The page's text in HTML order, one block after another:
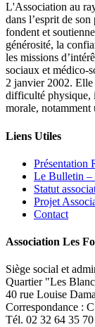
L'Association au
dans l’esprit de
fondent et
générosité, la
les missions
sociaux et médico-
2 janvier 2002. Elle
difficulté physique,
morale, notamment
Liens Utiles
Présentation
Le Bulletin –
Statut
Projet
Contact
Association Les
Siège social et
Quartier "Les
40 rue Louise
Correspondance :
Tél. 02 32 64 35 70